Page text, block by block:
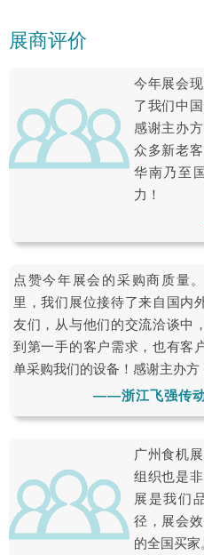
展商评价
今年展会
了我们中
感谢主办
众多新老
华南乃至
力！
点赞今年展会的采购商质量
里，我们展位接待了来自国内
友们，从与他们的交流洽谈中
到第一手的客户需求，也有客
单采购我们的设备！感谢主办方
——浙江飞强传动
广州食机
组织也是
展是我们
径，展会
的全国买家